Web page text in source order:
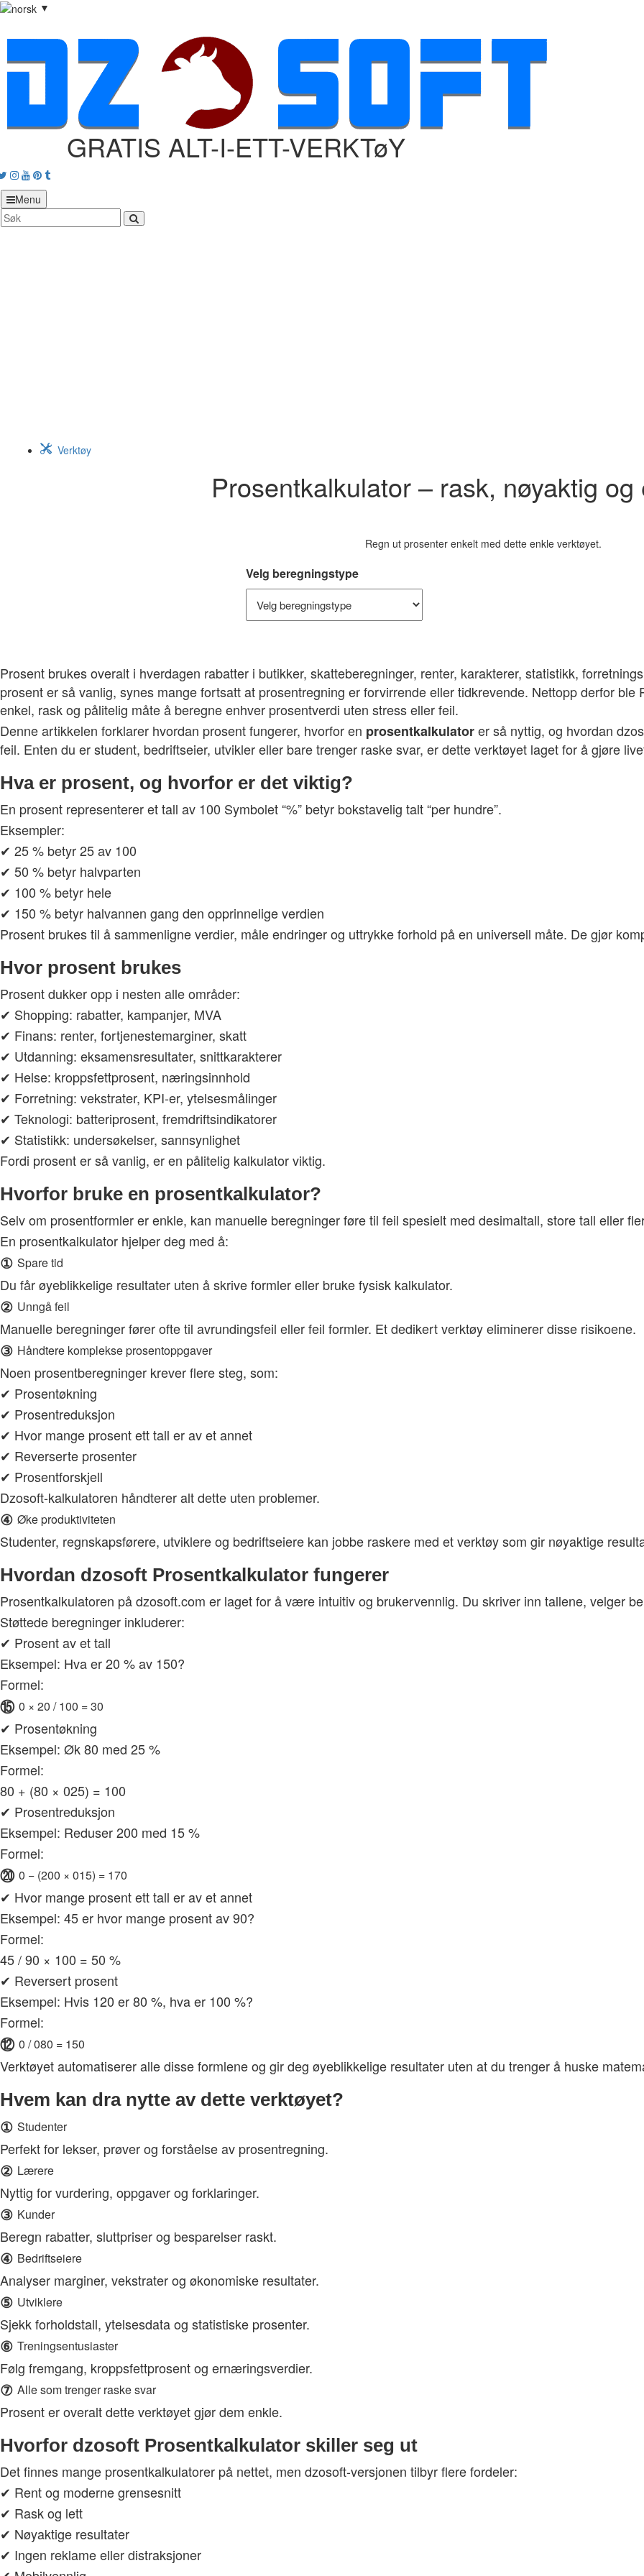
▼
GRATIS ALT-I-ETT-VERKTøY
Twitter
Instagram
Youtube
Pinterest
tumblr
Menu
Verktøy
Prosentkalkulator – rask, nøyaktig og
Regn ut prosenter enkelt med dette enkle verktøyet.
Velg beregningstype
Prosent brukes overalt i hverdagen rabatter i butikker, skatteberegninger, renter, karakterer, statistikk,
prosent er så vanlig, synes mange fortsatt at prosentregning er forvirrende eller tidkrevende. Nettopp derfor
enkel, rask og pålitelig måte å beregne enhver prosentverdi uten stress eller feil.
Denne artikkelen forklarer hvordan prosent fungerer, hvorfor en prosentkalkulatorer så nyttig, og hvordan
feil. Enten du er student, bedriftseier, utvikler eller bare trenger raske svar, er dette verktøyet laget for å gjøre
Hva er prosent, og hvorfor er det viktig?
En prosent representerer et tall av 100 Symbolet “%” betyr bokstavelig talt “per hundre”.
Eksempler:
✔ 25 % betyr 25 av 100
✔ 50 % betyr halvparten
✔ 100 % betyr hele
✔ 150 % betyr halvannen gang den opprinnelige verdien
Prosent brukes til å sammenligne verdier, måle endringer og uttrykke forhold på en universell måte. De gjør
Hvor prosent brukes
Prosent dukker opp i nesten alle områder:
✔ Shopping: rabatter, kampanjer, MVA
✔ Finans: renter, fortjenestemarginer, skatt
✔ Utdanning: eksamensresultater, snittkarakterer
✔ Helse: kroppsfettprosent, næringsinnhold
✔ Forretning: vekstrater, KPI-er, ytelsesmålinger
✔ Teknologi: batteriprosent, fremdriftsindikatorer
✔ Statistikk: undersøkelser, sannsynlighet
Fordi prosent er så vanlig, er en pålitelig kalkulator viktig.
Hvorfor bruke en prosentkalkulator?
Selv om prosentformler er enkle, kan manuelle beregninger føre til feil spesielt med desimaltall, store tall eller
En prosentkalkulator hjelper deg med å:
① Spare tid
Du får øyeblikkelige resultater uten å skrive formler eller bruke fysisk kalkulator.
② Unngå feil
Manuelle beregninger fører ofte til avrundingsfeil eller feil formler. Et dedikert verktøy eliminerer disse risikoene.
③ Håndtere komplekse prosentoppgaver
Noen prosentberegninger krever flere steg, som:
✔ Prosentøkning
✔ Prosentreduksjon
✔ Hvor mange prosent ett tall er av et annet
✔ Reverserte prosenter
✔ Prosentforskjell
Dzosoft-kalkulatoren håndterer alt dette uten problemer.
④ Øke produktiviteten
Studenter, regnskapsførere, utviklere og bedriftseiere kan jobbe raskere med et verktøy som gir nøyaktige
Hvordan dzosoft Prosentkalkulator fungerer
Prosentkalkulatoren på dzosoft.com er laget for å være intuitiv og brukervennlig. Du skriver inn tallene, velger
Støttede beregninger inkluderer:
✔ Prosent av et tall
Eksempel: Hva er 20 % av 150?
Formel:
⑮ 0 × 20 / 100 = 30
✔ Prosentøkning
Eksempel: Øk 80 med 25 %
Formel:
80 + (80 × 025) = 100
✔ Prosentreduksjon
Eksempel: Reduser 200 med 15 %
Formel:
⑳ 0 − (200 × 015) = 170
✔ Hvor mange prosent ett tall er av et annet
Eksempel: 45 er hvor mange prosent av 90?
Formel:
45 / 90 × 100 = 50 %
✔ Reversert prosent
Eksempel: Hvis 120 er 80 %, hva er 100 %?
Formel:
⑫ 0 / 080 = 150
Verktøyet automatiserer alle disse formlene og gir deg øyeblikkelige resultater uten at du trenger å huske
Hvem kan dra nytte av dette verktøyet?
① Studenter
Perfekt for lekser, prøver og forståelse av prosentregning.
② Lærere
Nyttig for vurdering, oppgaver og forklaringer.
③ Kunder
Beregn rabatter, sluttpriser og besparelser raskt.
④ Bedriftseiere
Analyser marginer, vekstrater og økonomiske resultater.
⑤ Utviklere
Sjekk forholdstall, ytelsesdata og statistiske prosenter.
⑥ Treningsentusiaster
Følg fremgang, kroppsfettprosent og ernæringsverdier.
⑦ Alle som trenger raske svar
Prosent er overalt dette verktøyet gjør dem enkle.
Hvorfor dzosoft Prosentkalkulator skiller seg ut
Det finnes mange prosentkalkulatorer på nettet, men dzosoft-versjonen tilbyr flere fordeler:
✔ Rent og moderne grensesnitt
✔ Rask og lett
✔ Nøyaktige resultater
✔ Ingen reklame eller distraksjoner